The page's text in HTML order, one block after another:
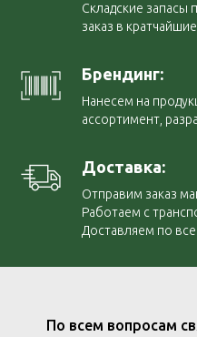
Складские запасы
заказ в
Брендинг:
Нанесем на
ассортимент,
Доставка:
Отправим заказ
Работаем с
Доставляем по
По всем вопросам